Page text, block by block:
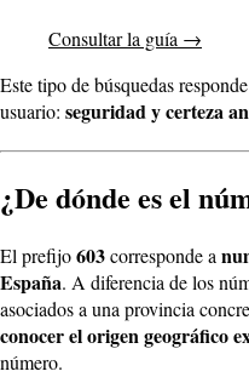
Consultar la guía →
Este tipo de búsquedas
usuario: seguridad y certeza
¿De dónde es el
El prefijo603corresponde a
España. A diferencia de los
asociados a una provincia
conocer el origen geográfico
número.